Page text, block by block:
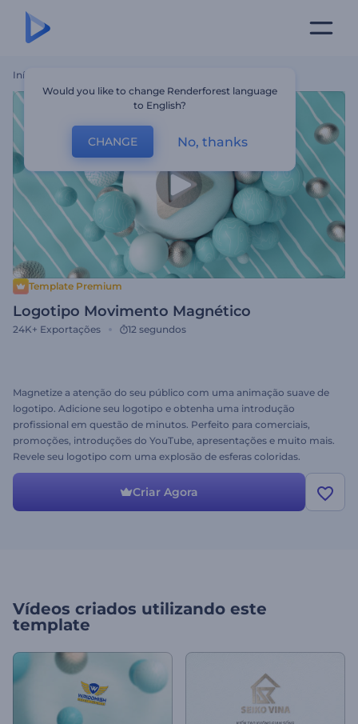
Início
Template Premium
Logotipo Movimento Magnético
24K+ Exportações 12 segundos
Magnetize a atenção do seu público com uma animação suave de
logotipo. Adicione seu logotipo e obtenha uma introdução
profissional em questão de minutos. Perfeito para comerciais,
promoções, introduções do YouTube, apresentações e muito mais.
Revele seu logotipo com uma explosão de esferas coloridas.
Experimente agora o nosso Logotipo Movimento Magnético!
Criar Agora
Vídeos criados utilizando este
template
Would you like to change Renderforest language
to English?
CHANGE No, thanks